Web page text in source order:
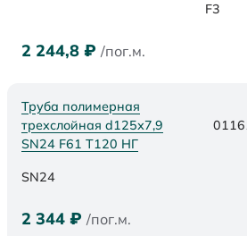
F3
2 244,8 ₽ /пог.м.
Труба полимерная
трехслойная d125х7,9
SN24 F61 Т120 НГ
SN24
2 344 ₽ /пог.м.